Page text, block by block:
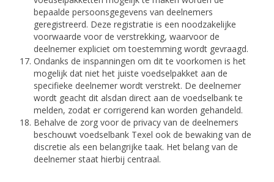
bepaalde persoonsgegevens van deelnemers
geregistreerd. Deze registratie is een noodzakelijke
voorwaarde voor de verstrekking, waarvoor de
deelnemer expliciet om toestemming wordt gevraagd.
Ondanks de inspanningen om dit te voorkomen is het
mogelijk dat niet het juiste voedselpakket aan de
specifieke deelnemer wordt verstrekt. De deelnemer
wordt geacht dit alsdan direct aan de voedselbank te
melden, zodat er corrigerend kan worden gehandeld.
Behalve de zorg voor de privacy van de deelnemers
beschouwt voedselbank Texel ook de bewaking van de
discretie als een belangrijke taak. Het belang van de
deelnemer staat hierbij centraal.